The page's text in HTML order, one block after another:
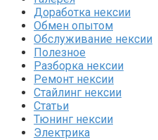
Доработка нексии
Обмен опытом
Обслуживание нексии
Полезное
Разборка нексии
Ремонт нексии
Стайлинг нексии
Статьи
Тюнинг нексии
Электрика